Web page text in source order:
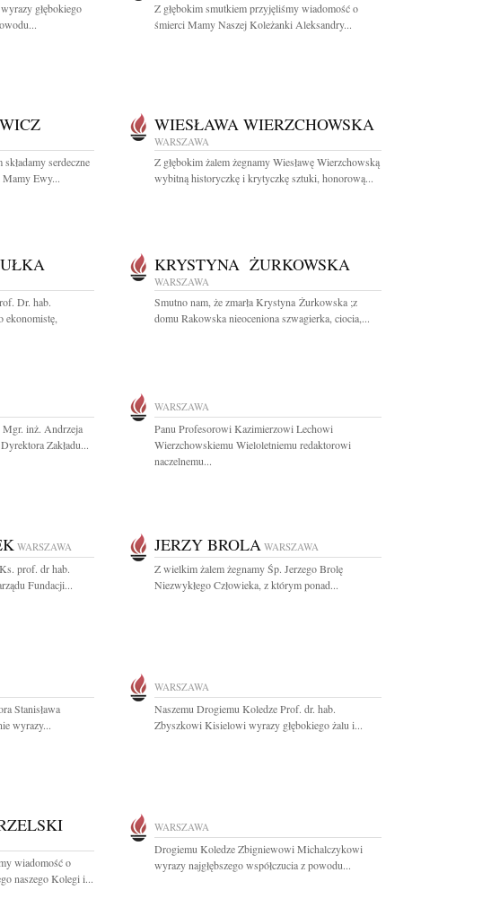
głębokiego
Z głębokim smutkiem przyjęliśmy wiadomość o
śmierci Mamy Naszej Koleżanki Aleksandry...
serdeczne
Mamy Ewy...
WIESŁAWA WIERZCHOWSKA
WARSZAWA
Z głębokim żalem żegnamy Wiesławę Wierzchowską
wybitną historyczkę i krytyczkę sztuki, honorową...
Dr. hab.
ekonomistę,
KRYSTYNA ŻURKOWSKA
WARSZAWA
Smutno nam, że zmarła Krystyna Żurkowska ;z
domu Rakowska nieoceniona szwagierka, ciocia,...
Mgr. inż. Andrzeja
Zakładu...
WARSZAWA
Panu Profesorowi Kazimierzowi Lechowi
Wierzchowskiemu Wieloletniemu redaktorowi
naczelnemu...
WARSZAWA
prof. dr hab.
Fundacji...
JERZY BROLA WARSZAWA
Z wielkim żalem żegnamy Śp. Jerzego Brolę
Niezwykłego Człowieka, z którym ponad...
Stanisława
wyrazy...
WARSZAWA
Naszemu Drogiemu Koledze Prof. dr. hab.
Zbyszkowi Kisielowi wyrazy głębokiego żalu i...
wiadomość o
naszego Kolegi i...
WARSZAWA
Drogiemu Koledze Zbigniewowi Michalczykowi
wyrazy najgłębszego współczucia z powodu...